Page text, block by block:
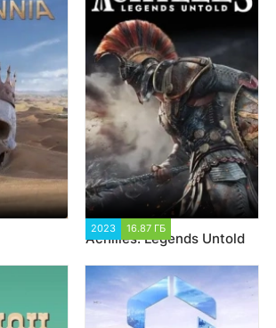
2023 16.87 ГБ
Achilles: Legends Untold